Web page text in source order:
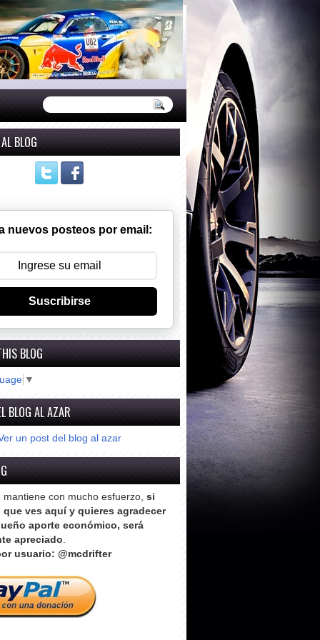
BLOG
nuevos posteos por email:
Suscribirse
BLOG
▼
BLOG AL AZAR
un post del blog al azar
mantiene con mucho esfuerzo, si
ves aquí y quieres agradecer
aporte económico, será
apreciado.
usuario: @mcdrifter